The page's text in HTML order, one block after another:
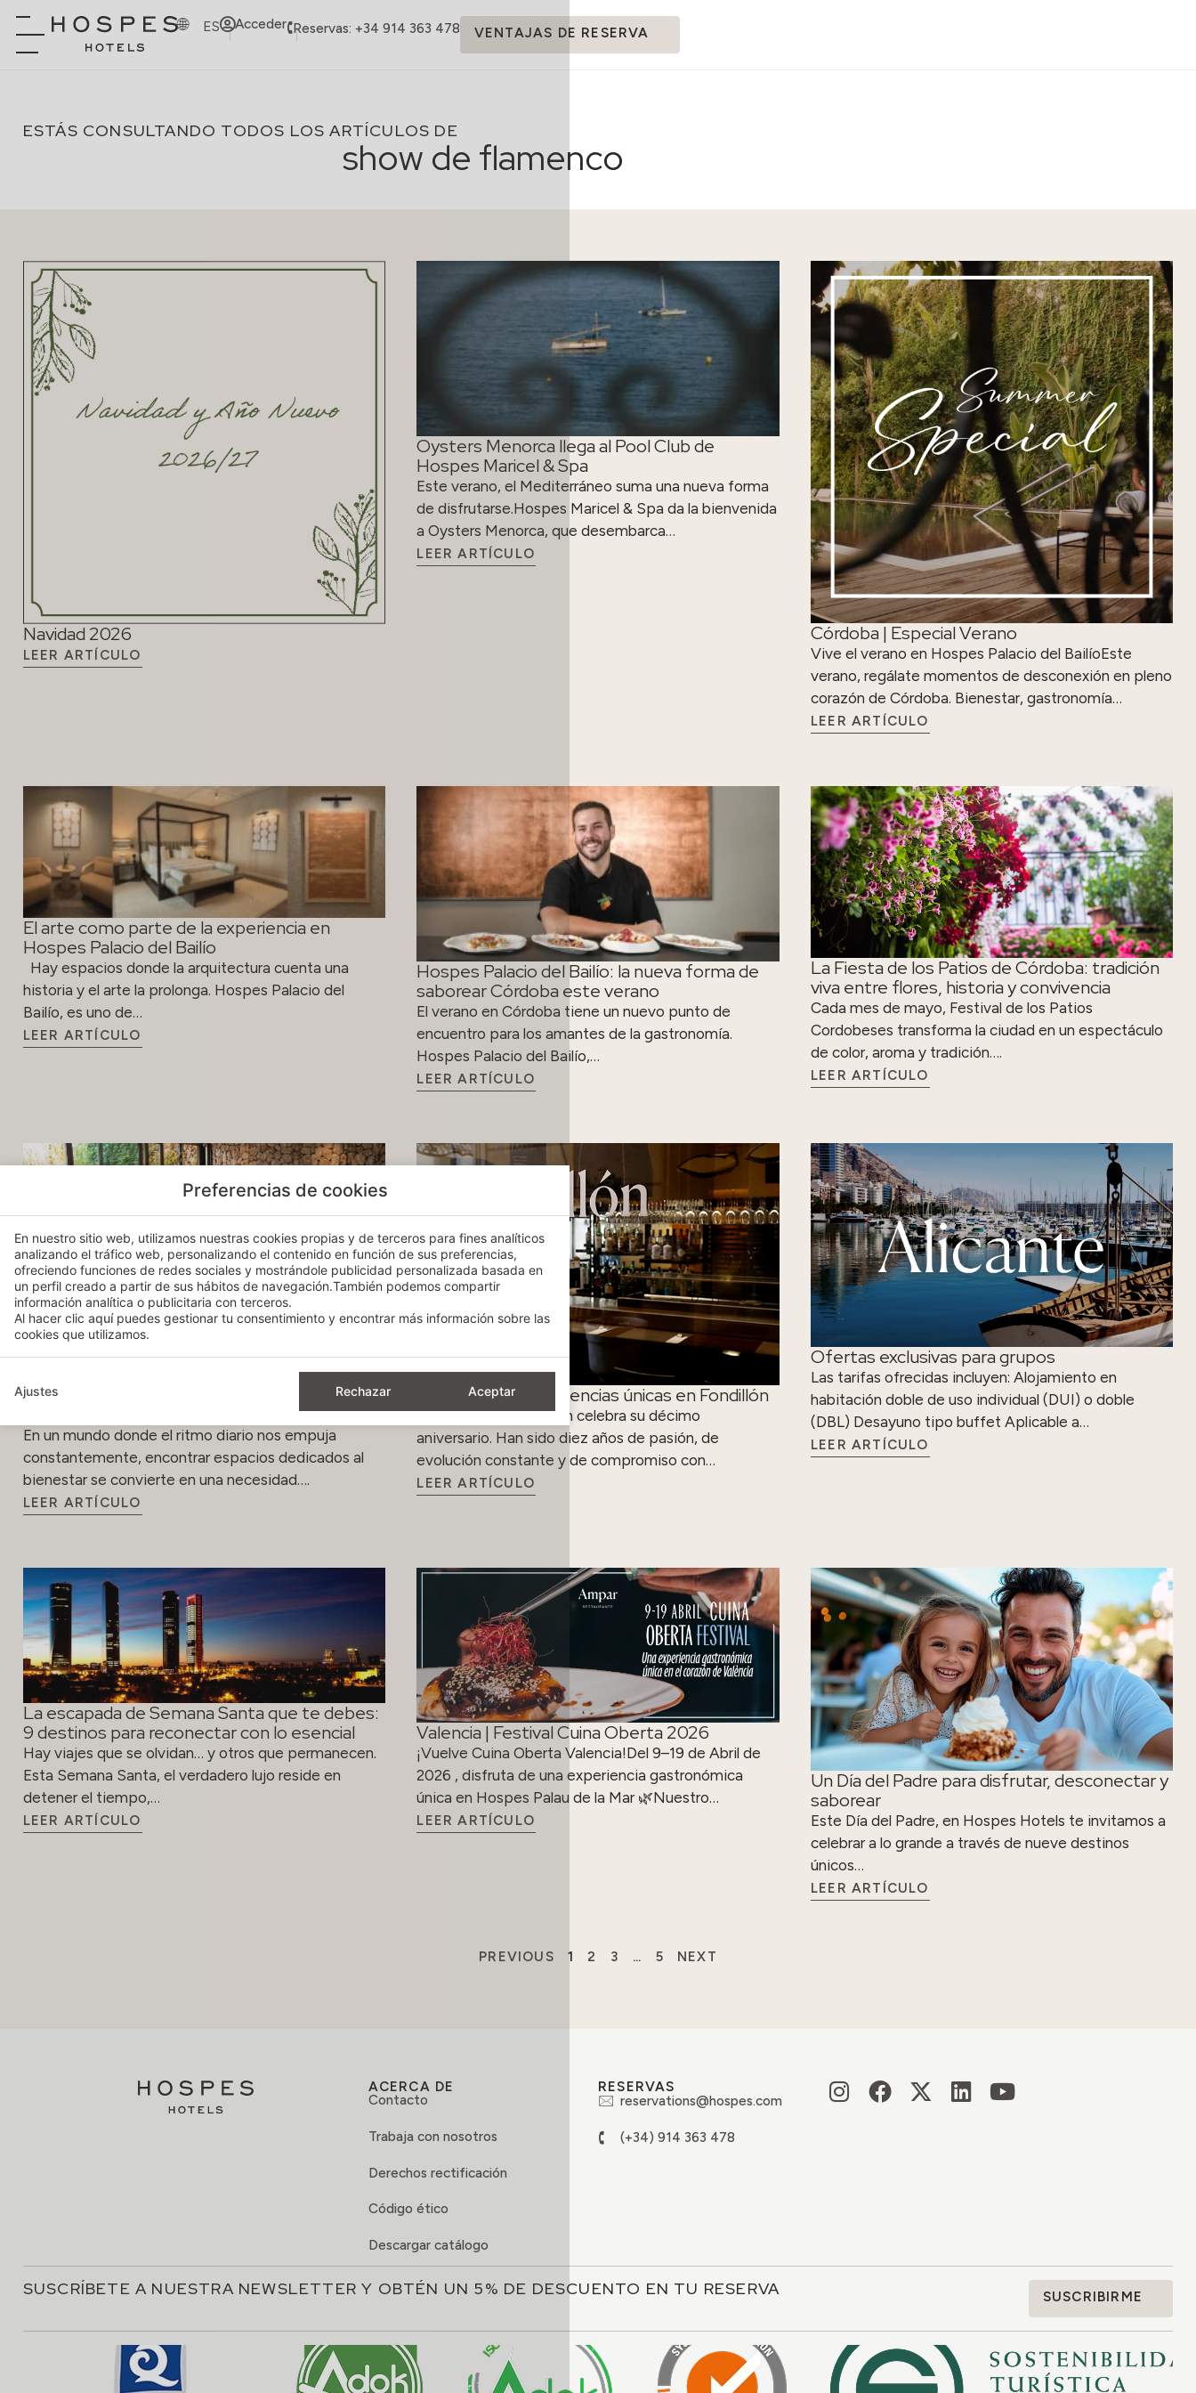
ES Acceder Reservas: +34 914 363 478 VENTAJAS DE RESERVA
ESTÁS CONSULTANDO TODOS LOS ARTÍCULOS DE
show de flamenco
Navidad 2026
LEER ARTÍCULO
Oysters Menorca llega al Pool Club de
Hospes Maricel & Spa
Este verano, el Mediterráneo suma una nueva forma
de disfrutarse.Hospes Maricel & Spa da la bienvenida
a Oysters Menorca, que desembarca…
LEER ARTÍCULO
Córdoba | Especial Verano
Vive el verano en Hospes Palacio del BailíoEste
verano, regálate momentos de desconexión en pleno
corazón de Córdoba. Bienestar, gastronomía…
LEER ARTÍCULO
El arte como parte de la experiencia en
Hospes Palacio del Bailío
Hay espacios donde la arquitectura cuenta una
historia y el arte la prolonga. Hospes Palacio del
Bailío, es uno de…
LEER ARTÍCULO
Hospes Palacio del Bailío: la nueva forma de
saborear Córdoba este verano
El verano en Córdoba tiene un nuevo punto de
encuentro para los amantes de la gastronomía.
Hospes Palacio del Bailío,…
LEER ARTÍCULO
La Fiesta de los Patios de Córdoba: tradición
viva entre flores, historia y convivencia
Cada mes de mayo, Festival de los Patios
Cordobeses transforma la ciudad en un espectáculo
de color, aroma y tradición….
LEER ARTÍCULO
Relajación y bienestar: descubre los
En un mundo donde el ritmo diario nos empuja
constantemente, encontrar espacios dedicados al
bienestar se convierte en una necesidad….
LEER ARTÍCULO
Diez años de experiencias únicas en Fondillón
El restaurante Fondillón celebra su décimo
aniversario. Han sido diez años de pasión, de
evolución constante y de compromiso con…
LEER ARTÍCULO
Ofertas exclusivas para grupos
Las tarifas ofrecidas incluyen: Alojamiento en
habitación doble de uso individual (DUI) o doble
(DBL) Desayuno tipo buffet Aplicable a…
LEER ARTÍCULO
La escapada de Semana Santa que te debes:
9 destinos para reconectar con lo esencial
Hay viajes que se olvidan… y otros que permanecen.
Esta Semana Santa, el verdadero lujo reside en
detener el tiempo,…
LEER ARTÍCULO
Valencia | Festival Cuina Oberta 2026
¡Vuelve Cuina Oberta Valencia!Del 9–19 de Abril de
2026 , disfruta de una experiencia gastronómica
única en Hospes Palau de la Mar 🌿Nuestro…
LEER ARTÍCULO
Un Día del Padre para disfrutar, desconectar y
saborear
Este Día del Padre, en Hospes Hotels te invitamos a
celebrar a lo grande a través de nueve destinos
únicos…
LEER ARTÍCULO
PREVIOUS 1 2 3 … 5 NEXT
ACERCA DE
Contacto
Trabaja con nosotros
Derechos rectificación
Código ético
Descargar catálogo
RESERVAS
reservations@hospes.com
(+34) 914 363 478
SUSCRÍBETE A NUESTRA NEWSLETTER Y OBTÉN UN 5% DE DESCUENTO EN TU RESERVA SUSCRIBIRME
Preferencias de cookies
En nuestro sitio web, utilizamos nuestras cookies propias y de terceros para fines analíticos
analizando el tráfico web, personalizando el contenido en función de sus preferencias,
ofreciendo funciones de redes sociales y mostrándole publicidad personalizada basada en
un perfil creado a partir de sus hábitos de navegación.También podemos compartir
información analítica o publicitaria con terceros.
Al hacer clic aquípuedes gestionar tu consentimiento y encontrar más información sobre las
cookies que utilizamos.
Ajustes Rechazar Aceptar